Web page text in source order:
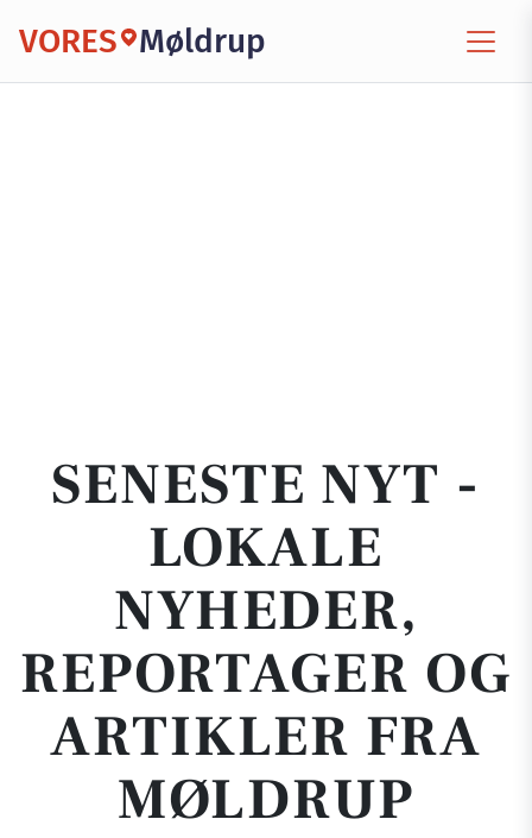
VORES Møldrup
SENESTE NYT -
LOKALE
NYHEDER,
REPORTAGER OG
ARTIKLER FRA
MØLDRUP